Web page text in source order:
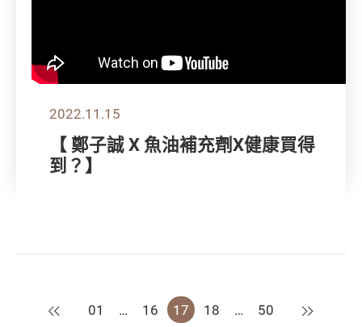
2022.11.15
【 鄭子誠 X 魚油補充劑X健康買得
到？】
上一頁
01 … 16 17 18 … 50 下一頁